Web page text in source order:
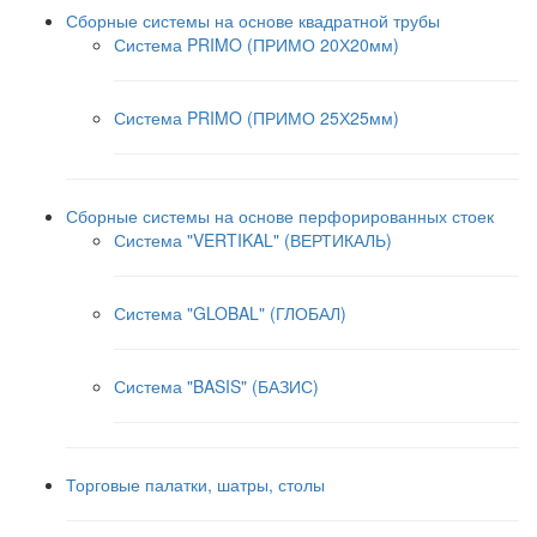
Сборные системы на основе квадратной трубы
Система PRIMO (ПРИМО 20Х20мм)
Система PRIMO (ПРИМО 25Х25мм)
Сборные системы на основе перфорированных стоек
Система "VERTIKAL" (ВЕРТИКАЛЬ)
Система "GLOBAL" (ГЛОБАЛ)
Система "BASIS" (БАЗИС)
Торговые палатки, шатры, столы